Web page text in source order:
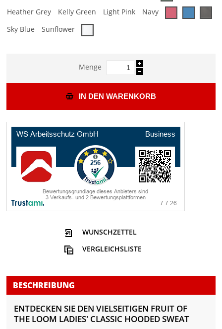
Heather Grey
Kelly Green Light Pink
Navy
Sky Blue
Sunflower
Menge
IN DEN WARENKORB
WUNSCHZETTEL
VERGLEICHSLISTE
BESCHREIBUNG
ENTDECKEN SIE DEN VIELSEITIGEN FRUIT OF
THE LOOM LADIES' CLASSIC HOODED SWEAT